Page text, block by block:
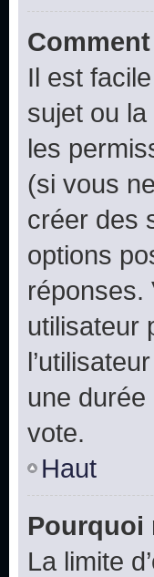
Il est
sujet ou
les
(si vous
créer des
options
réponses.
utilisateur
une
vote.
Haut
Pourquoi
La limite